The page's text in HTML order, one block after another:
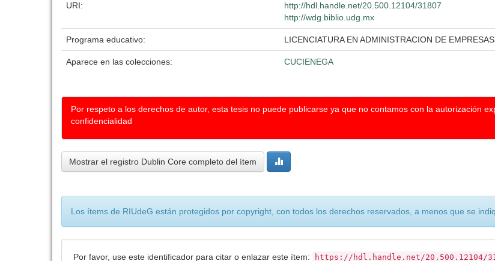
URI:
http://hdl.handle.net/20.500.12104/31807
http://wdg.biblio.udg.mx
Programa educativo: LICENCIATURA EN ADMINISTRACION DE EMPRESAS
Aparece en las colecciones: CUCIENEGA
Por respeto a los derechos de autor, esta tesis no puede publicarse ya que no contamos con la autorización
confidencialidad
Mostrar el registro Dublin Core completo del ítem
Los ítems de RIUdeG están protegidos por copyright, con todos los derechos reservados, a menos que se
Por favor, use este identificador para citar o enlazar este ítem: https://hdl.handle.net/20.500.12104/